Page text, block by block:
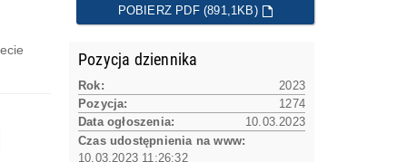
POBIERZ PDF (891,1KB)
Pozycja dziennika
Rok:
2023
Pozycja:
1274
Data ogłoszenia:
10.03.2023
Czas udostępnienia na www:
10.03.2023 11:26:32